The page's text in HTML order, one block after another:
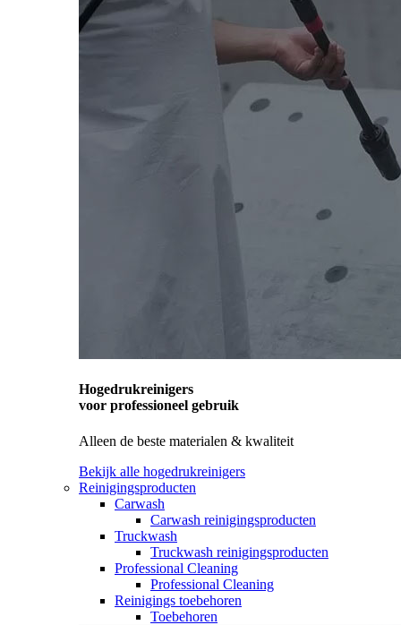
Hogedrukreinigers
voor professioneel gebruik
Alleen de beste materialen & kwaliteit
Bekijk alle hogedrukreinigers
Reinigingsproducten
Carwash
Carwash reinigingsproducten
Truckwash
Truckwash reinigingsproducten
Professional Cleaning
Professional Cleaning
Reinigings toebehoren
Toebehoren